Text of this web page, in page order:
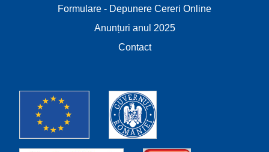
Formulare - Depunere Cereri Online
Anunțuri anul 2025
Contact